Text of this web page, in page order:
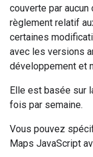
couverte par
règlement relatif
certaines
avec les versions
développement et
Elle est basée sur
fois par semaine.
Vous pouvez
Maps JavaScript